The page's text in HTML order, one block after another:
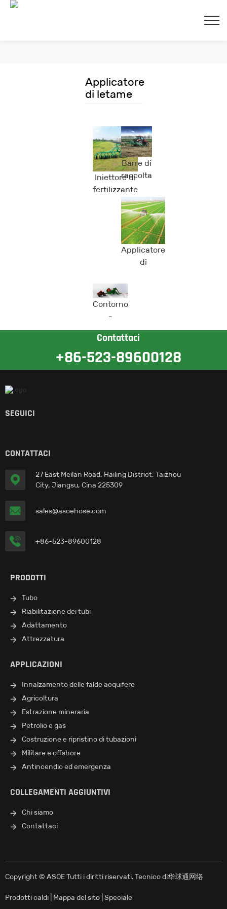
Applicatore
di letame
Iniettore di
fertilizzante
Barre di
raccolta
del
letame
Applicatore
di
Contorno
-
Contattaci
+86-523-89600128
SEGUICI
CONTATTACI
27 East Meilan Road, Hailing District, Taizhou
City, Jiangsu, Cina 225309
sales@asoehose.com
+86-523-89600128
PRODOTTI
Tubo
Riabilitazione dei tubi
Adattamento
Attrezzatura
APPLICAZIONI
Innalzamento delle falde acquifere
Agricoltura
Estrazione mineraria
Petrolio e gas
Costruzione e ripristino di tubazioni
Militare e offshore
Antincendio ed emergenza
COLLEGAMENTI AGGIUNTIVI
Chi siamo
Contattaci
Copyright © ASOE Tutti i diritti riservati. Tecnico di华球通网络
Prodotti caldi Mappa del sito Speciale